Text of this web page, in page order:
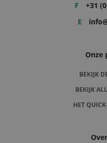
F
+31
E
Onze
BEKIJK
BEKIJK
HET